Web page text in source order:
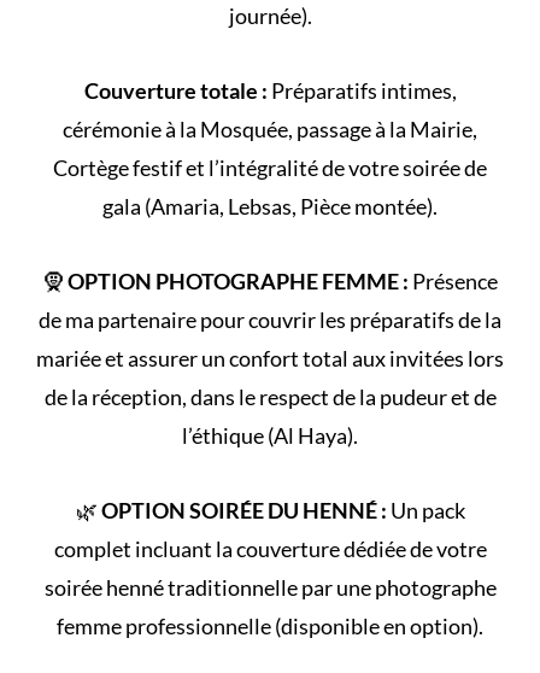
journée).
Couverture totale : Préparatifs intimes,
cérémonie à la Mosquée, passage à la Mairie,
Cortègefestif et l’intégralité de votresoirée de
gala (Amaria, Lebsas, Pièce montée).
🧕OPTION PHOTOGRAPHE FEMME : Présence
de ma partenaire pour couvrir les préparatifs de la
mariée et assurer un confort total aux invitées lors
de la réception, dans le respect de la pudeur et de
l’éthique (Al Haya).
🌿OPTION SOIRÉE DU HENNÉ : Un pack
complet incluant la couverture dédiée de votre
soirée hennétraditionnelle par une photographe
femme professionnelle (disponible en option).